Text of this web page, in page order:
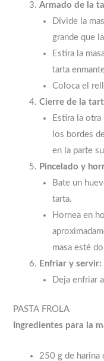
Armado de la
Divide la
grande que
Estira la
tarta
Coloca el
Cierre de la
Estira la
los bordes
en la parte
Pincelado y
Bate un
tarta.
Hornea en
masa esté
Enfriar y servir:
Deja enfriar
PASTA FROLA
Ingredientes para la
250 g de harina